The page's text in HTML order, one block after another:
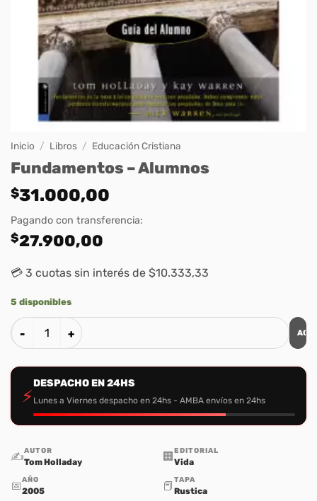
Inicio / Libros / Educación Cristiana
Fundamentos – Alumnos
$31.000,00
Pagando con transferencia:
$27.900,00
💳 3 cuotas sin interés de $10.333,33
5 disponibles
Fundamentos - Alumnos cantidad
⚡
DESPACHO EN 24HS
Lunes a Viernes despacho en 24hs - AMBA envíos en 24hs
✍️AUTOR
Tom Holladay 🏢 EDITORIAL
Vida
📅AÑO
2005 📕 TAPA
Rustica